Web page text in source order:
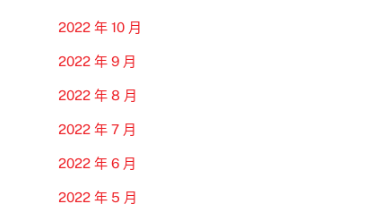
2022 年 10 月
2022 年 9 月
2022 年 8 月
2022 年 7 月
2022 年 6 月
2022 年 5 月